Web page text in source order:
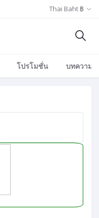
Thai Baht ฿
โปรโมชั่น บทความ/